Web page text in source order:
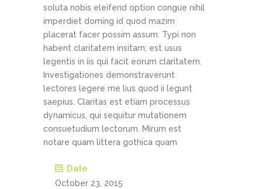
soluta nobis eleifend option congue nihil
imperdiet doming id quod mazim
placerat facer possim assum. Typi non
habent claritatem insitam; est usus
legentis in iis qui facit eorum claritatem.
Investigationes demonstraverunt
lectores legere me lius quod ii legunt
saepius. Claritas est etiam processus
dynamicus, qui sequitur mutationem
consuetudium lectorum. Mirum est
notare quam littera gothica quam
Date
October 23, 2015